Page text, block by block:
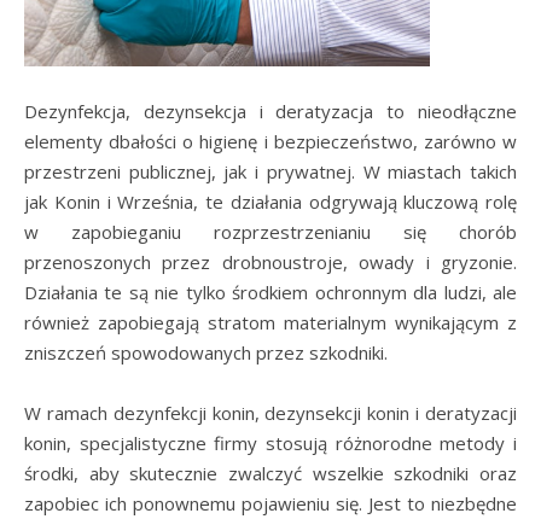
Dezynfekcja, dezynsekcja i deratyzacja to nieodłączne
elementy dbałości o higienę i bezpieczeństwo, zarówno w
przestrzeni publicznej, jak i prywatnej. W miastach takich
jak Konin i Września, te działania odgrywają kluczową rolę
w zapobieganiu rozprzestrzenianiu się chorób
przenoszonych przez drobnoustroje, owady i gryzonie.
Działania te są nie tylko środkiem ochronnym dla ludzi, ale
również zapobiegają stratom materialnym wynikającym z
zniszczeń spowodowanych przez szkodniki.
W ramach dezynfekcji konin, dezynsekcji konin i deratyzacji
konin, specjalistyczne firmy stosują różnorodne metody i
środki, aby skutecznie zwalczyć wszelkie szkodniki oraz
zapobiec ich ponownemu pojawieniu się. Jest to niezbędne